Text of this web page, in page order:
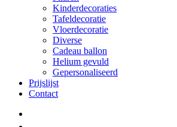
Kinderdecoraties
Tafeldecoratie
Vloerdecoratie
Diverse
Cadeau ballon
Helium gevuld
Gepersonaliseerd
Prijslijst
Contact